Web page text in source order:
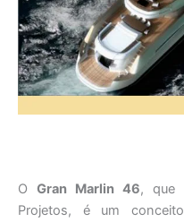
OGran Marlin 46, que
Projetos, é um